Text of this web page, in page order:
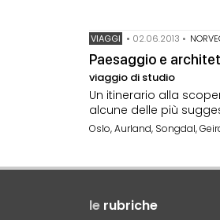
VIAGGI • 02.06.2013 •
Paesaggio e
viaggio di studio
Un itinerario alla
alcune delle più
Oslo, Aurland, Songdal,
le rubriche